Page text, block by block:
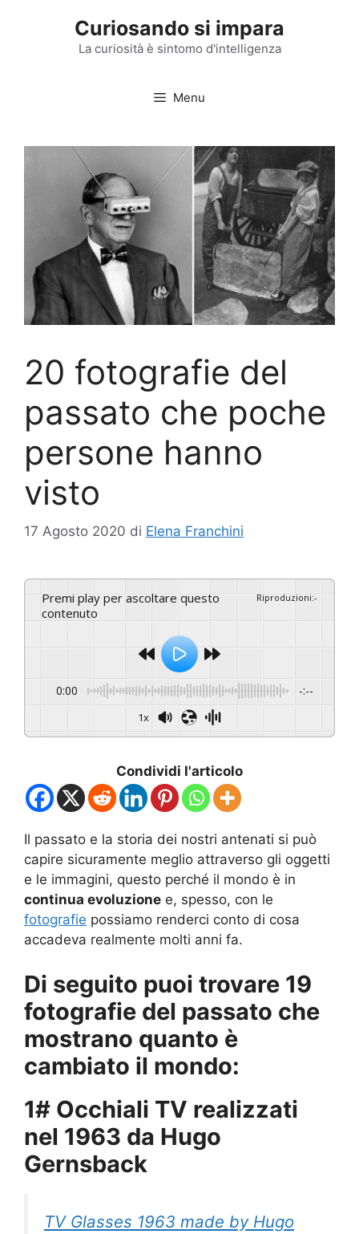
Curiosando si impara
La curiosità è sintomo d'intelligenza
Menu
20 fotografie del
passato che poche
persone hanno
visto
17 Agosto 2020 di Elena Franchini
Premi play per ascoltare questo
contenuto
Riproduzioni:-
0:00 -:--
1x
Condividi l'articolo
Il passato e la storia dei nostri antenati si può
capire sicuramente meglio attraverso gli oggetti
e le immagini, questo perché il mondo è in
continua evoluzione e, spesso, con le
fotografie possiamo renderci conto di cosa
accadeva realmente molti anni fa.
Di seguito puoi trovare 19
fotografie del passato che
mostrano quanto è
cambiato il mondo:
1# Occhiali TV realizzati
nel 1963 da Hugo
Gernsback
TV Glasses 1963 made by Hugo